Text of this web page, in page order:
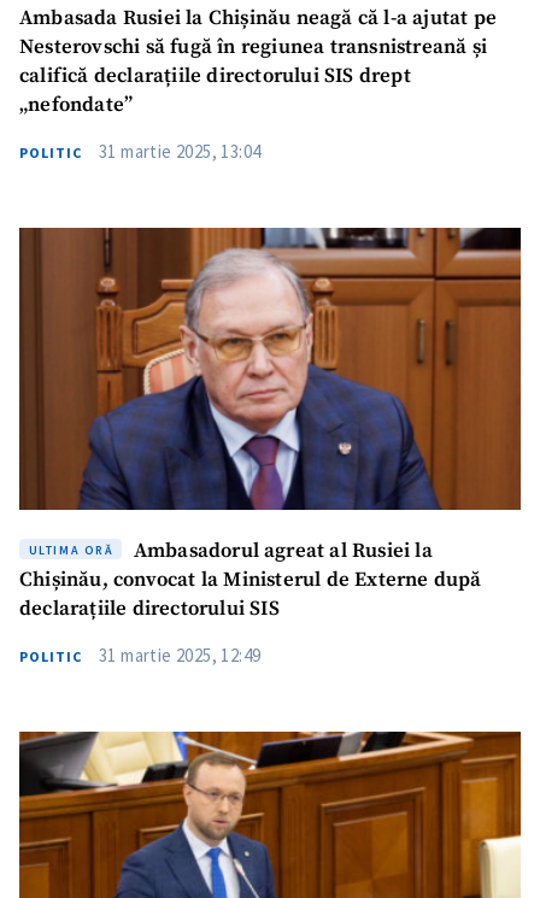
Ambasada Rusiei la Chișinău neagă că l-a ajutat pe
Nesterovschi să fugă în regiunea transnistreană și
califică declarațiile directorului SIS drept
„nefondate”
POLITIC 31 martie 2025, 13:04
ULTIMA ORĂ
Ambasadorul agreat al Rusiei la
Chișinău, convocat la Ministerul de Externe după
declarațiile directorului SIS
POLITIC 31 martie 2025, 12:49
ȘTIREA MEA
Titlu știre
+ Adaugă titlu
Fotografie
+ Încarcă imagine
Mesajul știrei
+ Mesajul știrei
CONTACT SURSĂ
Sursă anonimă
Nume+ Numele meu